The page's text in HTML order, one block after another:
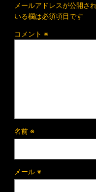
メールアドレスが公開さ
いる欄は必須項目です
コメント ※
名前 ※
メール ※